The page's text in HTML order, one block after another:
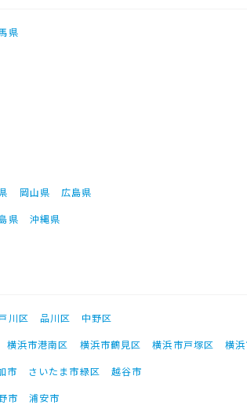
県
岡山県
広島県
県 沖縄県
川区 品川区
中野区
横浜市港南区 横浜市鶴見区 横浜市戸塚区
横
市 さいたま市緑区
越谷市
市 浦安市